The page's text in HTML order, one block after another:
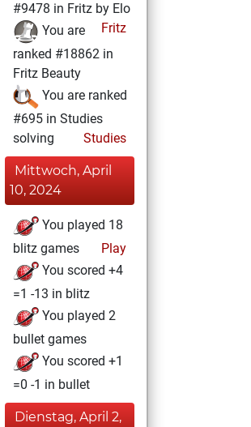
#9478 in Fritz by Elo
Fritz
You are
ranked #18862 in
Fritz Beauty
You are ranked
#695 in Studies
solving
Studies
Mittwoch, April
10, 2024
You played 18
blitz games
Play
You scored +4
=1 -13 in blitz
You played 2
bullet games
You scored +1
=0 -1 in bullet
Dienstag, April 2,